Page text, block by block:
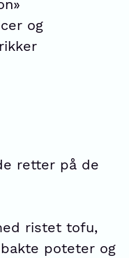
og
retter på de
ristet tofu,
poteter og